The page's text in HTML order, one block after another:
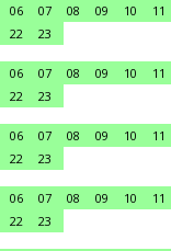
06 07 08 09 10 11
22
23
06 07 08 09 10 11
22
23
06 07 08 09 10 11
22
23
06 07 08 09 10 11
22
23